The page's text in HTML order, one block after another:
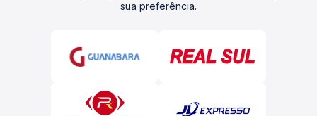
sua preferência.